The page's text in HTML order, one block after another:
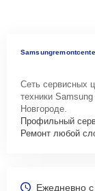
Сеть сервисных
техники
Новгороде.
Профильный
Ремонт любой
Ежедневно